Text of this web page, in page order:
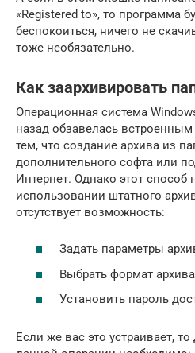
«Registered to», то программа
беспокоиться, ничего не
тоже необязательно.
Как заархивировать
Операционная система
назад обзавелась
тем, что создание архива из
дополнительного софта или
Интернет. Однако этот
использовании штатного
отсутствует возможность:
Задать параметры
Выбрать формат
Установить пароль
Если же вас это устраивает,